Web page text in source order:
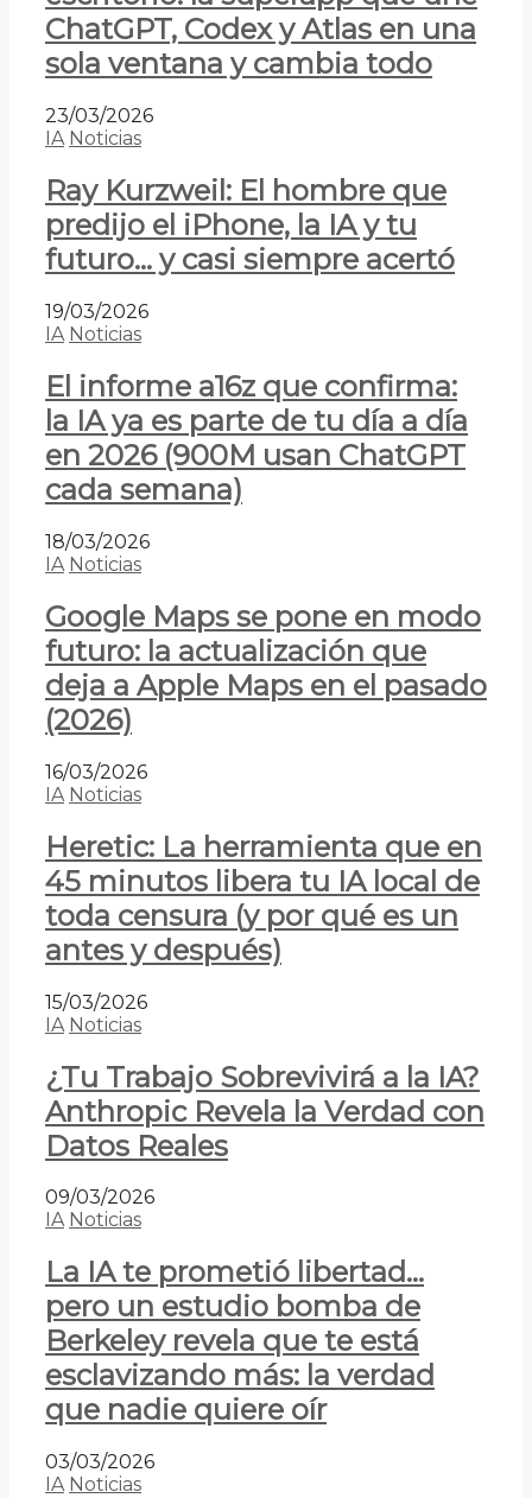
ChatGPT, Codex y Atlas en una
sola ventana y cambia todo
23/03/2026
IA Noticias
Ray Kurzweil: El hombre que
predijo el iPhone, la IA y tu
futuro… y casi siempre acertó
19/03/2026
IA Noticias
El informe a16z que confirma:
la IA ya es parte de tu día a día
en 2026 (900M usan ChatGPT
cada semana)
18/03/2026
IA Noticias
Google Maps se pone en modo
futuro: la actualización que
deja a Apple Maps en el pasado
(2026)
16/03/2026
IA Noticias
Heretic: La herramienta que en
45 minutos libera tu IA local de
toda censura (y por qué es un
antes y después)
15/03/2026
IA Noticias
¿Tu Trabajo Sobrevivirá a la IA?
Anthropic Revela la Verdad con
Datos Reales
09/03/2026
IA Noticias
La IA te prometió libertad…
pero un estudio bomba de
Berkeley revela que te está
esclavizando más: la verdad
que nadie quiere oír
03/03/2026
IA Noticias